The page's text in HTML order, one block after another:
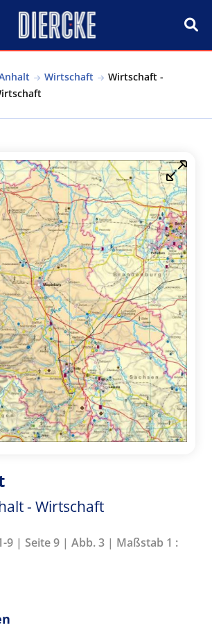
Wirtschaft
Wirtschaft -
- Wirtschaft
9 | Seite 9 | Abb. 3 | Maßstab 1 :